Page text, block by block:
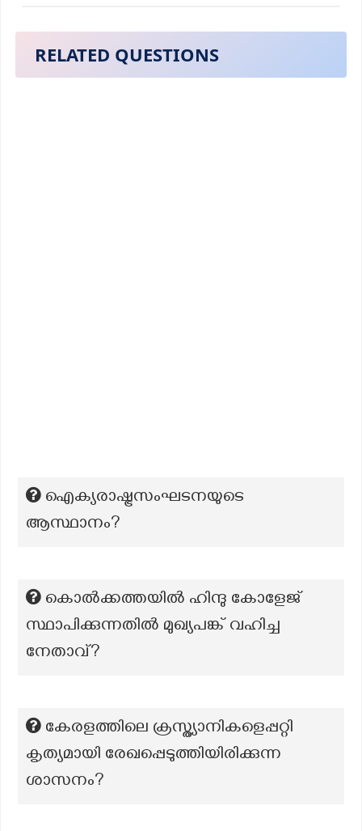
RELATED QUESTIONS
ഐക്യരാഷ്ട്രസംഘടനയുടെ
ആസ്ഥാനം?
കൊൽക്കത്തയിൽ ഹിന്ദു കോളേജ്
സ്ഥാപിക്കുന്നതിൽ മുഖ്യപങ്ക് വഹിച്ച
നേതാവ്?
കേരളത്തിലെ ക്രസ്ത്യാനികളെപ്പറ്റി
കൃത്യമായി രേഖപ്പെടുത്തിയിരിക്കുന്ന
ശാസനം?